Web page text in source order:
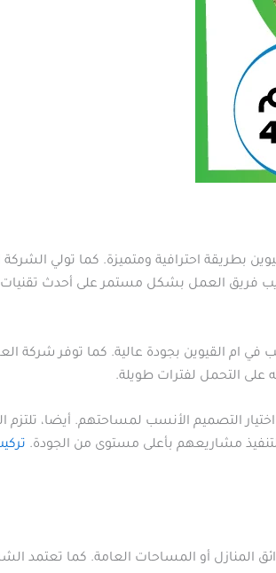
احترافية ومتميزة. كما تولي الشركة
فريق العمل بشكل مستمر على أحدث تقنيات
القيوين بجودة عالية. كما توفر شركة
على التحمل لفترات طويلة.
التصميم الأنسب لمساحتهم. أيضا، تلتزم
مشاريعهم بأعلى مستوى من الجودة.
أو المساحات العامة. كما تعتمد